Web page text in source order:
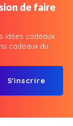
de faire
idées cadeaux
cadeaux du
S'inscrire